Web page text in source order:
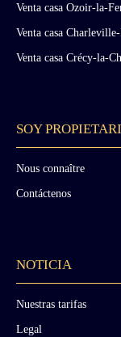
Venta casa Ozoir-la-
Venta casa
Venta casa Crécy-la-
SOY
Nous connaître
Contáctenos
NOTICIA
Nuestras tarifas
Legal